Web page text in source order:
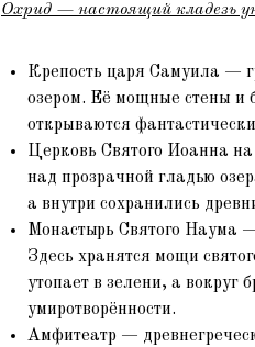
Охрид — настоящий кладезь
Крепость царя Самуила —
озером. Её мощные стены и
открываются
Церковь Святого Иоанна
над прозрачной гладью
а внутри сохранились
Монастырь Святого Наума
Здесь хранятся мощи
утопает в зелени, а вокруг
умиротворённости.
Амфитеатр —